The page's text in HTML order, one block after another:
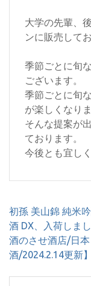
大学の先輩、
ンに販売して
季節ごとに旬
ございます。
季節ごとに旬
が楽しくなりま
そんな提案が
ております。
今後とも宜し
投
稿
ナ
ビ
初孫 美山錦 純米
酒 DX、入荷しま
酒のさせ酒店/日本
酒/2024.2.14更新】